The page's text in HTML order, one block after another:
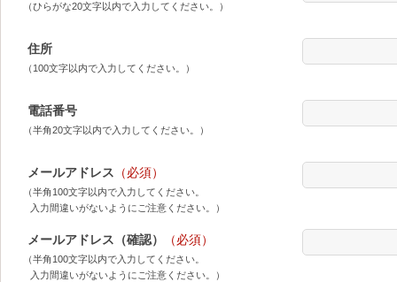
（ひらがな20文字以内で入力してください。）
住所
（100文字以内で入力してください。）
電話番号
（半角20文字以内で入力してください。）
メールアドレス （必須）
（半角100文字以内で入力してください。
入力間違いがないようにご注意ください。）
メールアドレス（確認） （必須）
（半角100文字以内で入力してください。
入力間違いがないようにご注意ください。）